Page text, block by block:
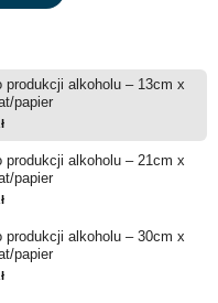
alkoholu – 13cm x
papier
alkoholu – 21cm x
papier
alkoholu – 30cm x
papier